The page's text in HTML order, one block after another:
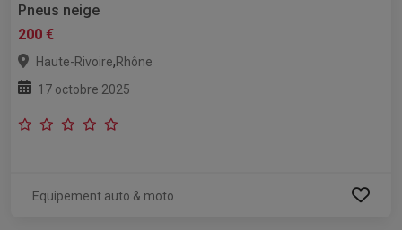
Pneus neige
200 €
Haute-Rivoire,Rhône
17 octobre 2025
Equipement auto & moto